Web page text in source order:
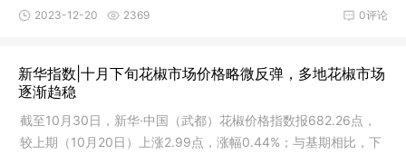
基期下
日，下同）下跌6.45点，跌幅0.96%；与基期相比，下跌337.62
据来源：新华指数从质
0评论
2023-12-20 2369
新华指数|十月下旬花椒市场价格略微反弹，多地花椒市场
逐渐趋稳
截至10月30日，新华·中国（武都）花椒价格指数报682.26点，
较上期（10月20日）上涨2.99点，涨幅0.44%；与基期相比，下